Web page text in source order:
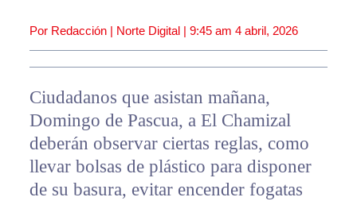
Por Redacción | Norte Digital | 9:45 am 4 abril, 2026
Ciudadanos que asistan mañana,
Domingo de Pascua, a El Chamizal
deberán observar ciertas reglas, como
llevar bolsas de plástico para disponer
de su basura, evitar encender fogatas